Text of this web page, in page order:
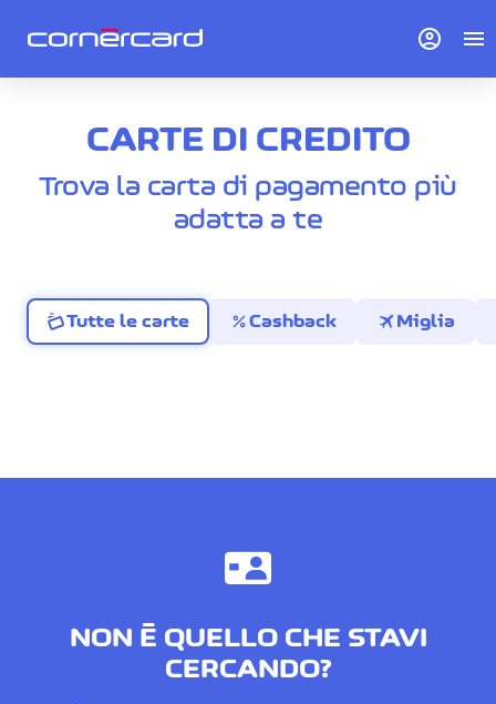
CARTE DI CREDITO
Trova la carta di pagamento più
adatta a te
Tutte le carte percentCashback travel Miglia
NON È QUELLO CHE STAVI
CERCANDO?
account_circle menu